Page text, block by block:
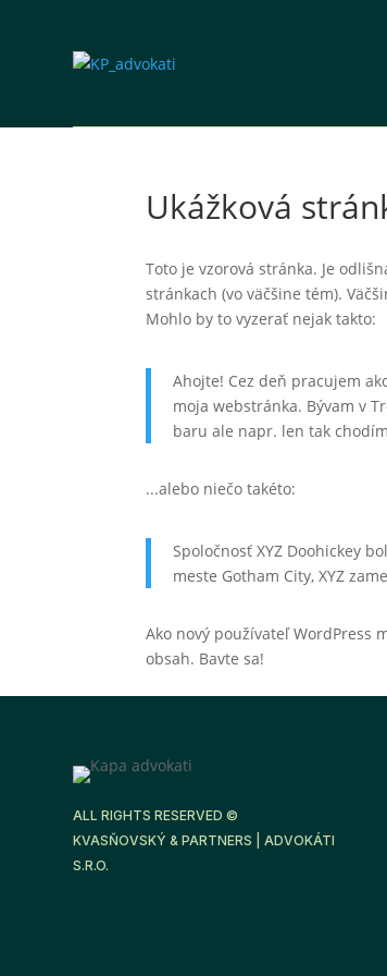
Ukážková
Toto je vzorová stránka. Je
stránkach (vo väčšine tém).
Mohlo by to vyzerať nejak takto:
Ahojte! Cez deň pracujem
moja webstránka. Bývam v
baru ale napr. len tak
...alebo niečo takéto:
Spoločnosť XYZ Doohickey
meste Gotham City, XYZ
Ako nový používateľ WordPress
obsah. Bavte sa!
ALL RIGHTS RESERVED ©
KVASŇOVSKÝ & PARTNERS | ADVOKÁTI
S.R.O.